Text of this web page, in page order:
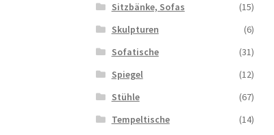
Sitzbänke, Sofas
(15)
Skulpturen
(6)
Sofatische
(31)
Spiegel
(12)
Stühle
(67)
Tempeltische
(14)